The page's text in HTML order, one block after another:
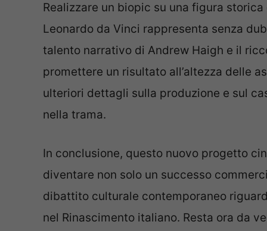
Realizzare un biopic su una figura
Leonardo da Vinci rappresenta senza
talento narrativo di Andrew Haigh e il
promettere un risultato all’altezza delle
ulteriori dettagli sulla produzione e sul
nella trama.
In conclusione, questo nuovo progetto
diventare non solo un successo
dibattito culturale contemporaneo
nel Rinascimento italiano. Resta ora da